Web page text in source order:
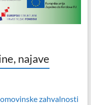
najave
zahvalnosti